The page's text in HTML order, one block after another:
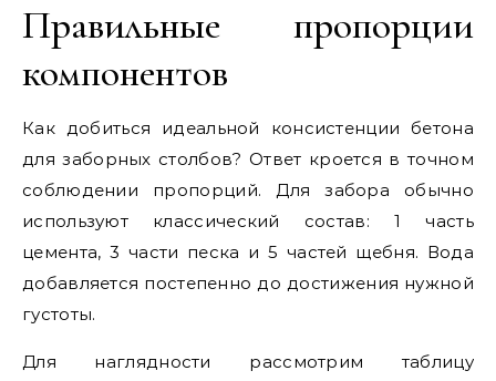
Правильные пропорции
компонентов
Как добиться идеальной консистенции бетона
для заборных столбов? Ответ кроется в точном
соблюдении пропорций. Для забора обычно
используют классический состав: 1 часть
цемента, 3 части песка и 5 частей щебня. Вода
добавляется постепенно до достижения нужной
густоты.
Для наглядности рассмотрим таблицу